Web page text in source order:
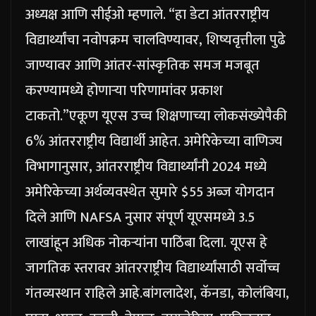
अध्यक्ष आणि सीईओ म्हणाले.“हा डेटा आंतरराष्ट्रीय
विद्यार्थ्यांचा नवोपक्रम चालविण्यावर, शिष्यवृत्तीला पुढे
जाण्यावर आणि आंतर-सांस्कृतिक समज मजबूत
करण्यामध्ये होणाऱ्या परिणामांवर प्रकाश
टाकतो.”एकूण यूएस उच्च शिक्षणाच्या लोकसंख्येपैकी
6% आंतरराष्ट्रीय विद्यार्थी आहेत. अमेरिकेच्या वाणिज्य
विभागानुसार, आंतरराष्ट्रीय विद्यार्थ्यांनी 2024 मध्ये
अमेरिकेच्या अर्थव्यवस्थेत सुमारे $55 अब्ज योगदान
दिले आणि NAFSA नुसार संपूर्ण यूएसमध्ये 3.5
लाखांहून अधिक नोकऱ्यांना पाठिंबा दिला.यूएस हे
जागतिक स्तरावर आंतरराष्ट्रीय विद्यार्थ्यांसाठी सर्वोच्च
गंतव्यस्थान राहिले आहे.बांगलादेश, कॅनडा, कोलंबिया,